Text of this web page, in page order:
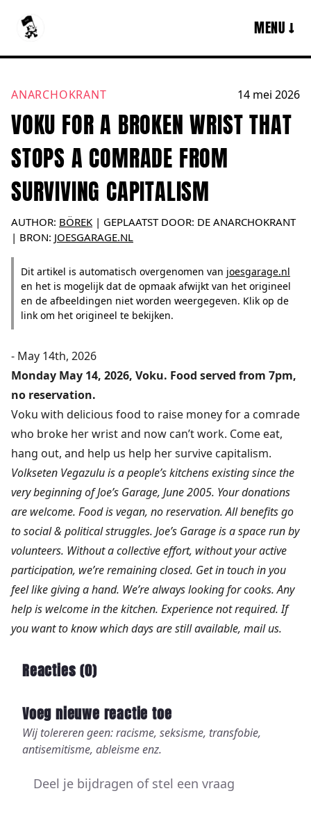
MENU ↓
ANARCHOKRANT 14 mei 2026
VOKU FOR A BROKEN WRIST THAT
STOPS A COMRADE FROM
SURVIVING CAPITALISM
AUTHOR: BÖREK | GEPLAATST DOOR: DE ANARCHOKRANT
| BRON: JOESGARAGE.NL
Dit artikel is automatisch overgenomen van joesgarage.nl
en het is mogelijk dat de opmaak afwijkt van het origineel
en de afbeeldingen niet worden weergegeven. Klik op de
link om het origineel te bekijken.
- May 14th, 2026
Monday May 14, 2026, Voku. Food served from 7pm,
no reservation.
Voku with delicious food to raise money for a comrade
who broke her wrist and now can’t work. Come eat,
hang out, and help us help her survive capitalism.
Volkseten Vegazulu is a people’s kitchens existing since the
very beginning of Joe’s Garage, June 2005. Your donations
are welcome. Food is vegan, no reservation. All benefits go
to social & political struggles. Joe’s Garage is a space run by
volunteers. Without a collective effort, without your active
participation, we’re remaining closed. Get in touch in you
feel like giving a hand. We’re always looking for cooks. Any
help is welcome in the kitchen. Experience not required. If
you want to know which days are still available, mail us.
Reacties (0)
Voeg nieuwe reactie toe
Wij tolereren geen: racisme, seksisme, transfobie,
antisemitisme, ableisme enz.